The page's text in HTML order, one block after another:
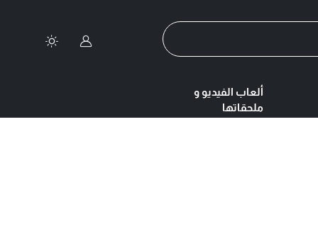
تسجيل الدخول
ألعاب الفيديو و
ملحقاتها